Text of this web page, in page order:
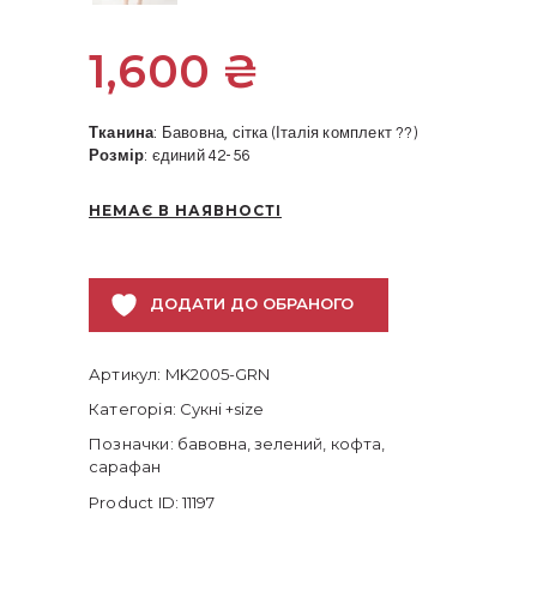
1,600 ₴
Тканина: Бавовна, сітка (Італія комплект ??)
Розмір: єдиний 42-56
НЕМАЄ В НАЯВНОСТІ
ДОДАТИ ДО ОБРАНОГО
Артикул: MK2005-GRN
Категорія: Сукні +size
Позначки: бавовна,зелений, кофта,
сарафан
Product ID:11197